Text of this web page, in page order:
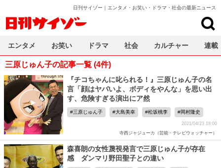
日刊サイゾー｜エンタメ・お笑い・ドラマ・社会の最新ニュース
三原じゅん子の記事一覧 (4件)
『チコちゃんに叱られる！』三原じゅん子の名
言「顔はヤバいよ、ボディをやんな」を思い出
す、危険すぎる演出にア然
三原じゅん子 大島美幸 松坂桃李 岡村隆史
2021/04/23 18:00
寺西ジャジューカ（芸能・テレビウォッチャー）
森喜朗の女性蔑視発言で三原じゅん子が存在
感 ダンマリ野田聖子との違い
エンタメ お笑い ドラマ 社会 カルチャー 連載